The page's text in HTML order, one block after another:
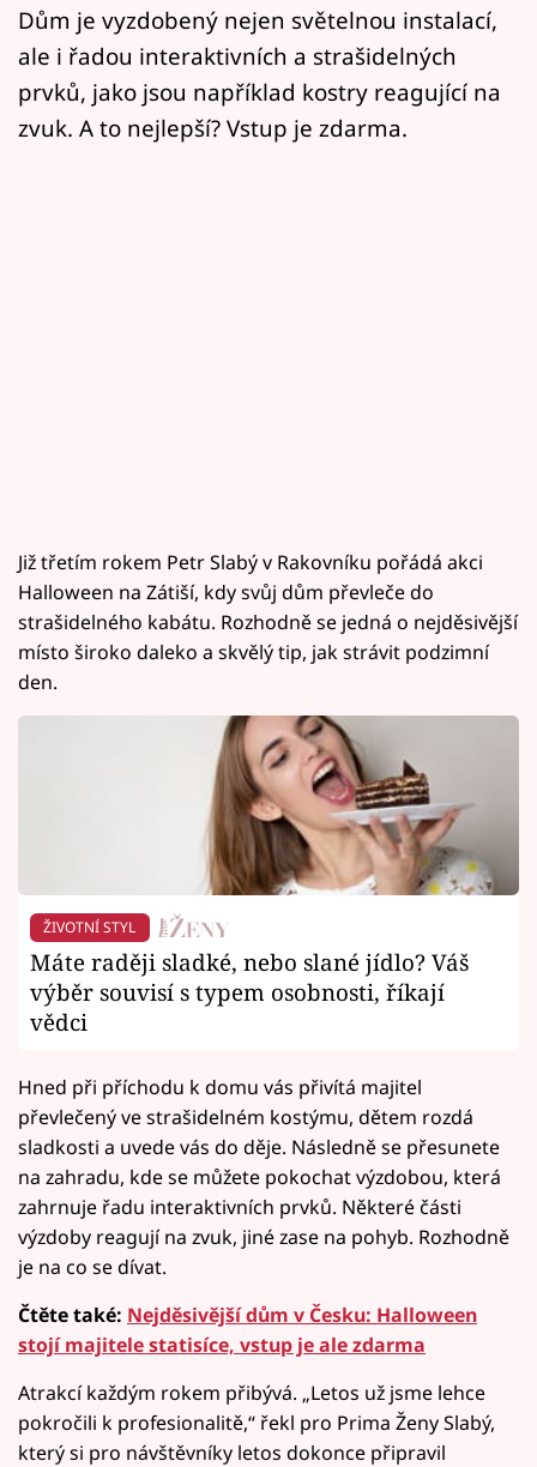
Mámy sobě
Přihlášení
Dům je vyzdobený nejen světelnou instalací,
ale i řadou interaktivních a strašidelných
prvků, jako jsou například kostry reagující na
zvuk. A to nejlepší? Vstup je zdarma.
Již třetím rokem Petr Slabý v Rakovníku pořádá akci
Halloween na Zátiší, kdy svůj dům převleče do
strašidelného kabátu. Rozhodně se jedná o nejděsivější
místo široko daleko a skvělý tip, jak strávit podzimní
den.
ŽIVOTNÍ STYL
Máte raději sladké, nebo slané jídlo? Váš
výběr souvisí s typem osobnosti, říkají
vědci
Hned při příchodu k domu vás přivítá majitel
převlečený ve strašidelném kostýmu, dětem rozdá
sladkosti a uvede vás do děje. Následně se přesunete
na zahradu, kde se můžete pokochat výzdobou, která
zahrnuje řadu interaktivních prvků. Některé části
výzdoby reagují na zvuk, jiné zase na pohyb. Rozhodně
je na co se dívat.
Čtěte také: Nejděsivější dům v Česku: Halloween
stojí majitele statisíce, vstup je ale zdarma
Atrakcí každým rokem přibývá. „Letos už jsme lehce
pokročili k profesionalitě,“ řekl pro Prima Ženy Slabý,
který si pro návštěvníky letos dokonce připravil